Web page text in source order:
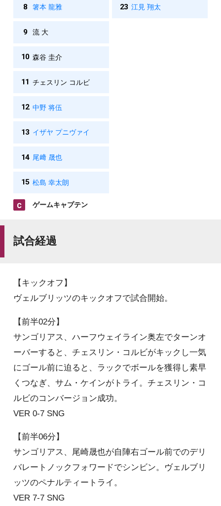
8 箸本 龍雅
9 流 大
10 森谷 圭介
11 チェスリン コルビ
12 中野 将伍
13 イザヤ プニヴァイ
14 尾﨑 晟也
15 松島 幸太朗
ゲームキャプテン
23 江見 翔太
試合経過
【キックオフ】
ヴェルブリッツのキックオフで試合開始。
【前半02分】
サンゴリアス、ハーフウェイライン奥左でターンオ
ーバーすると、チェスリン・コルビがキックし一気
にゴール前に迫ると、ラックでボールを獲得し素早
くつなぎ、サム・ケインがトライ。チェスリン・コ
ルビのコンバージョン成功。
VER 0-7 SNG
【前半06分】
サンゴリアス、尾崎晟也が自陣右ゴール前でのデリ
バレートノックフォワードでシンビン。ヴェルブリ
ッツのペナルティートライ。
VER 7-7 SNG